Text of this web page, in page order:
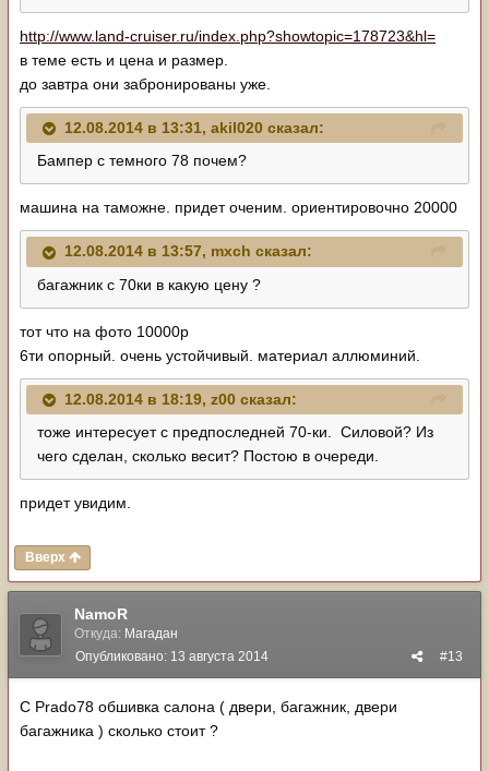
http://www.land-cruiser.ru/index.php?showtopic=178723&hl=
в теме есть и цена и размер.
до завтра они забронированы уже.
12.08.2014 в 13:31, akil020 сказал:
Бампер с темного 78 почем?
машина на таможне. придет оченим. ориентировочно 20000
12.08.2014 в 13:57, mxch сказал:
багажник с 70ки в какую цену ?
тот что на фото 10000р
6ти опорный. очень устойчивый. материал аллюминий.
12.08.2014 в 18:19, z00 сказал:
тоже интересует с предпоследней 70-ки. Силовой? Из
чего сделан, сколько весит? Постою в очереди.
придет увидим.
Вверх
NamoR
Откуда: Магадан
#13
Опубликовано: 13 августа 2014
С Prado78 обшивка салона ( двери, багажник, двери
багажника ) сколько стоит ?